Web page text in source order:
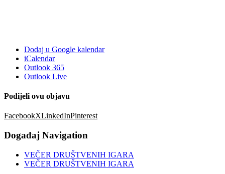
Dodaj u Google kalendar
iCalendar
Outlook 365
Outlook Live
Podijeli ovu objavu
FacebookXLinkedInPinterest
Događaj Navigation
VEČER DRUŠTVENIH IGARA
VEČER DRUŠTVENIH IGARA